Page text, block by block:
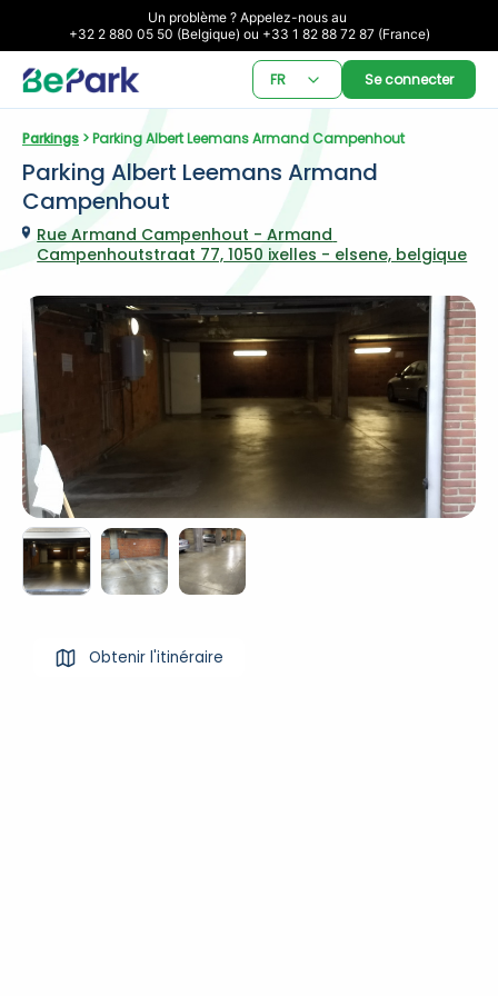
Un problème ? Appelez-nous au
+32 2 880 05 50 (Belgique) ou +33 1 82 88 72 87 (France)
FR Se connecter
Parkings > Parking Albert Leemans Armand Campenhout
Parking Albert Leemans Armand
Campenhout
Rue Armand Campenhout - Armand
Campenhoutstraat 77, 1050 ixelles - elsene, belgique
Obtenir l'itinéraire